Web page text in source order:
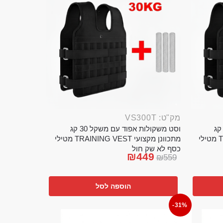
וסט משקולות אפוד עם משקל 20 קג
מתכוונן מקצועי TRAINING VEST מטילי
מק"ט: VS300T
וסט משקולות אפוד עם משקל 30 קג
מתכוונן מקצועי TRAINING VEST מטילי
כסף לא שק חול
₪559
₪449
הוספה לסל
-31%